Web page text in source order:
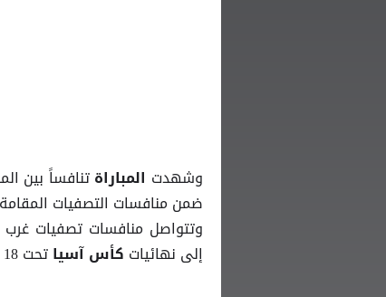
وشهدت المباراةتنافساً بين
ضمن منافسات التصفيات
وتتواصل منافسات تصفيات غرب
إلى نهائيات كأس آسيا تحت 18 عاماً.